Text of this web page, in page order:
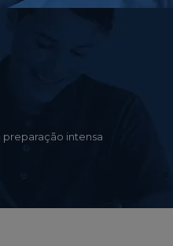
preparação intensa